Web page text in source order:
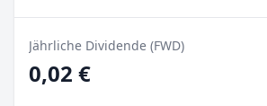
Jährliche Dividende (FWD)
0,02 €